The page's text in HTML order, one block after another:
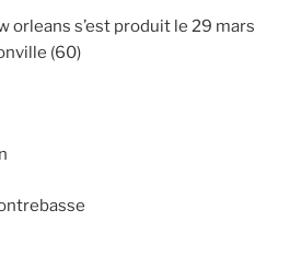
orleans s’est produit le 29 mars
(60)